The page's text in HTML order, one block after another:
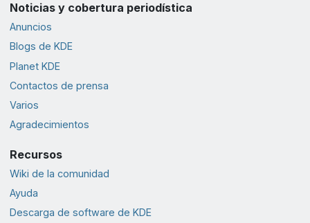
Noticias y cobertura periodística
Anuncios
Blogs de KDE
Planet KDE
Contactos de prensa
Varios
Agradecimientos
Recursos
Wiki de la comunidad
Ayuda
Descarga de software de KDE